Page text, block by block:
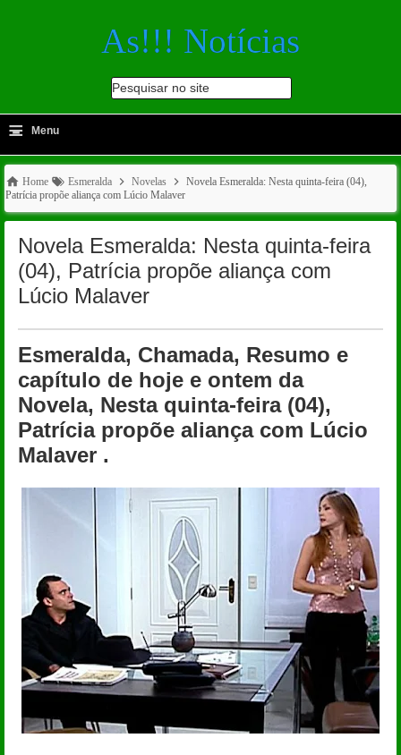
As!!! Notícias
Pesquisar no site
-
≡ Menu
Home Esmeralda Novelas
Novela Esmeralda: Nesta quinta-feira (04),
Patrícia propõe aliança com Lúcio Malaver
Novela Esmeralda: Nesta quinta-feira
(04), Patrícia propõe aliança com
Lúcio Malaver
Esmeralda, Chamada, Resumo e
capítulo de hoje e ontem da
Novela, Nesta quinta-feira (04),
Patrícia propõe aliança com Lúcio
Malaver .